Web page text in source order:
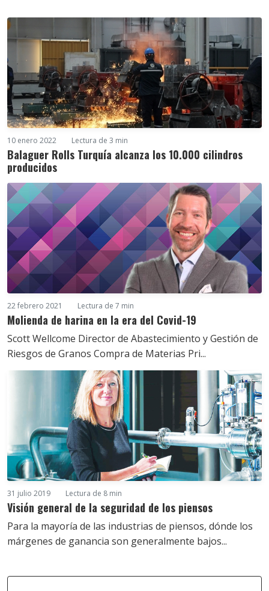
10 enero 2022 Lectura de 3 min
Balaguer Rolls Turquía alcanza los 10.000 cilindros
producidos
22 febrero 2021 Lectura de 7 min
Molienda de harina en la era del Covid-19
Scott Wellcome Director de Abastecimiento y Gestión de
Riesgos de Granos Compra de Materias Pri...
31 julio 2019 Lectura de 8 min
Visión general de la seguridad de los piensos
Para la mayoría de las industrias de piensos, dónde los
márgenes de ganancia son generalmente bajos...